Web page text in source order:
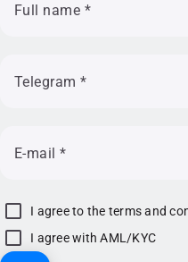
Full name *
Telegram*
E-mail*
I agree to the terms and
I agree with AML/KYC